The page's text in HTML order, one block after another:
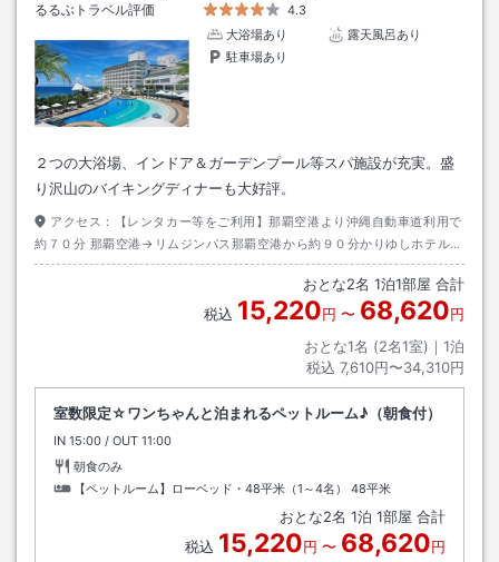
るるぶトラベル評価
4.3
大浴場あり
露天風呂あり
駐車場あり
２つの大浴場、インドア＆ガーデンプール等スパ施設が充実。盛
り沢山のバイキングディナーも大好評。
アクセス：
【レンタカー等をご利用】那覇空港より沖縄自動車道利用で
約７０分 那覇空港→リムジンバス那覇空港から約９０分かりゆしホテル下
車→徒歩約０分 【沖縄エアポートシャトル】那覇空港→約１１０分・かり
おとな2名 1泊1部屋 合計
税込 15,220円 〜 68,620円
おとな1名 (2名1室)｜ 1泊
税込 7,610円〜34,310円
室数限定☆ワンちゃんと泊まれるペットルーム♪（朝食付）
IN チェックイン
15:00 / OUT チェックアウト
11:00
朝食のみ
【ペットルーム】ローベッド・48平米（1～4名）
48平米
おとな2名 1泊 1部屋 合計
税込 15,220円 〜 68,620円